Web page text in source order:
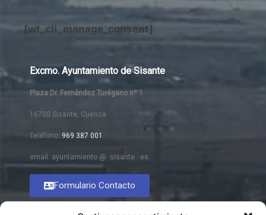
[wt_cli_manage_consent]
Excmo. Ayuntamiento de Sisante
Plaza Dr. Fernández Turégano nº 1
16700 Sisante, Cuenca
Teléfono: 969 387 001
email: ayuntamiento @ sisante . es
Formulario Contacto